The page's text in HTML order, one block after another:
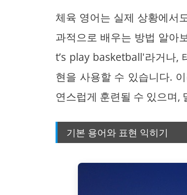
체육 영어는 실제 상황에서
과적으로 배우는 방법 알아
t’s play basketball'라거나,
현을 사용할 수 있습니다.
연스럽게 훈련될 수 있으며,
기본 용어와 표현 익히기